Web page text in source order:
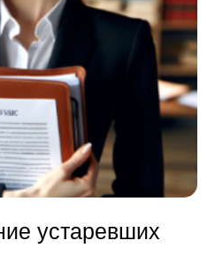
устаревших